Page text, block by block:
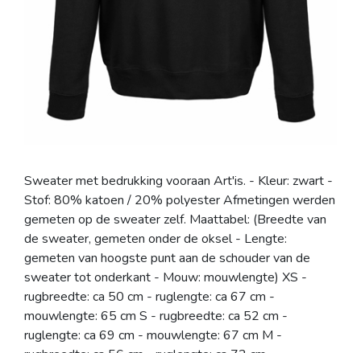
Sweater met bedrukking vooraan Art'is. - Kleur: zwart -
Stof: 80% katoen / 20% polyester Afmetingen werden
gemeten op de sweater zelf. Maattabel: (Breedte van
de sweater, gemeten onder de oksel - Lengte:
gemeten van hoogste punt aan de schouder van de
sweater tot onderkant - Mouw: mouwlengte) XS -
rugbreedte: ca 50 cm - ruglengte: ca 67 cm -
mouwlengte: 65 cm S - rugbreedte: ca 52 cm -
ruglengte: ca 69 cm - mouwlengte: 67 cm M -